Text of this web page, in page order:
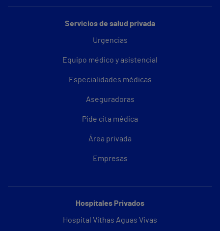
Servicios de salud privada
Urgencias
Equipo médico y asistencial
Especialidades médicas
Aseguradoras
Pide cita médica
Área privada
Empresas
Hospitales Privados
Hospital Vithas Aguas Vivas